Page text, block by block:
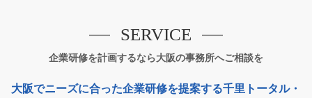
企業研修を計画するなら大阪の事務所へご相談を
SERVICE
大阪でニーズに合った企業研修を提案する千里トータル・